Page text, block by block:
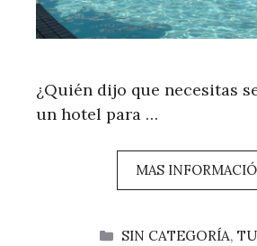
¿Quién dijo que necesitas
un hotel para …
MAS
CATEGORÍAS
SIN CATEGORÍA,